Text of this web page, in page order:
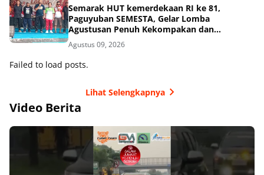
Semarak HUT kemerdekaan RI ke 81,
Paguyuban SEMESTA, Gelar Lomba
Agustusan Penuh Kekompakan dan
Keceriaan
Agustus 09, 2026
Failed to load posts.
Lihat Selengkapnya
Video Berita